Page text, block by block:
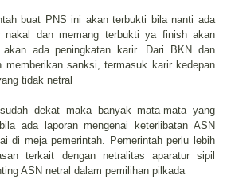
buat PNS ini akan terbukti bila nanti ada
nakal dan memang terbukti ya finish akan
ada peningkatan karir. Dari BKN dan
memberikan sanksi, termasuk karir kedepan
tidak netral
dekat maka banyak mata-mata yang
ada laporan mengenai keterlibatan ASN
di meja pemerintah. Pemerintah perlu lebih
terkait dengan netralitas aparatur sipil
ASN netral dalam pemilihan pilkada